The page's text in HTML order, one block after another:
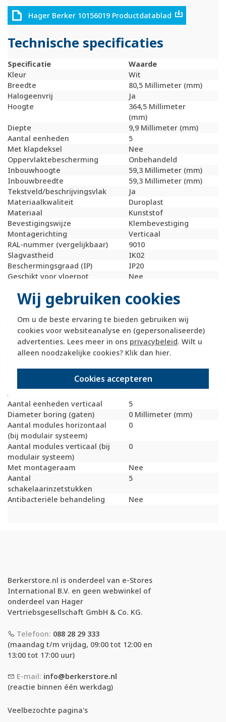
Wij gebruiken cookies
Om u de beste ervaring te bieden gebruiken wij
cookies voor websiteanalyse en (gepersonaliseerde)
advertenties. Lees meer in ons privacybeleid. Wilt u
alleen noodzakelijke cookies? Klik dan hier.
Cookies accepteren
Hager Berker 10156019 Productdatablad
Technische specificaties
Specificatie
Waarde
Kleur
Wit
Breedte
80,5 Millimeter (mm)
Halogeenvrij
Ja
Hoogte
364,5 Millimeter
(mm)
Diepte
9,9 Millimeter (mm)
Aantal eenheden
5
Met klapdeksel
Nee
Oppervlaktebescherming
Onbehandeld
Inbouwhoogte
59,3 Millimeter (mm)
Inbouwbreedte
59,3 Millimeter (mm)
Tekstveld/beschrijvingsvlak
Ja
Materiaalkwaliteit
Duroplast
Materiaal
Kunststof
Bevestigingswijze
Klembevestiging
Montagerichting
Verticaal
RAL-nummer (vergelijkbaar)
9010
Slagvastheid
IK02
Beschermingsgraad (IP)
IP20
Geschikt voor vloerpot
Nee
Uitvoering oppervlakte
Mat
Geschikt voor wandgoot
Geschikt voor
inbouwinstallatie (stucwerk)
Ja
Bondige uitvoering
Nee
Geschikt voor
Ja
Inbouwmontage (stucwerk)
Ja
Aantal eenheden horizontaal
Aantal eenheden verticaal
5
Diameter boring (gaten)
0 Millimeter (mm)
Aantal modules horizontaal
(bij modulair systeem)
0
Aantal modules verticaal (bij
modulair systeem)
0
Met montageraam
Nee
Aantal
schakelaarinzetstukken
5
Antibacteriële behandeling Nee
Berkerstore.nl is onderdeel van e-Stores
International B.V. en geen webwinkel of
onderdeel van Hager
Vertriebsgesellschaft GmbH & Co. KG.
Telefoon: 088 28 29 333
(maandag t/m vrijdag, 09:00 tot 12:00 en
13:00 tot 17:00 uur)
E-mail: info@berkerstore.nl
(reactie binnen één werkdag)
Veelbezochte pagina's